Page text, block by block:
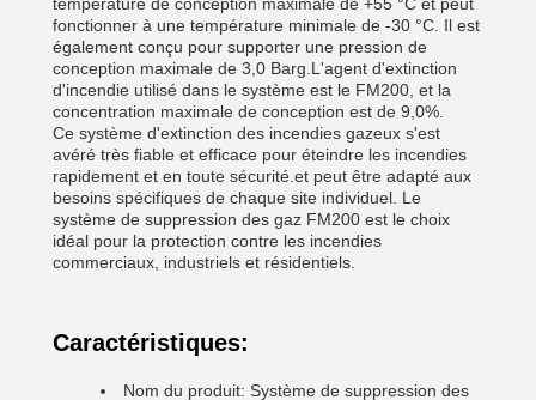
fonctionner à une température minimale de -30 °C. Il est
également conçu pour supporter une pression de
conception maximale de 3,0 Barg.L'agent d'extinction
d'incendie utilisé dans le système est le FM200, et la
concentration maximale de conception est de 9,0%.
Ce système d'extinction des incendies gazeux s'est
avéré très fiable et efficace pour éteindre les incendies
rapidement et en toute sécurité.et peut être adapté aux
besoins spécifiques de chaque site individuel. Le
système de suppression des gaz FM200 est le choix
idéal pour la protection contre les incendies
commerciaux, industriels et résidentiels.
Caractéristiques:
Nom du produit: Système de suppression des